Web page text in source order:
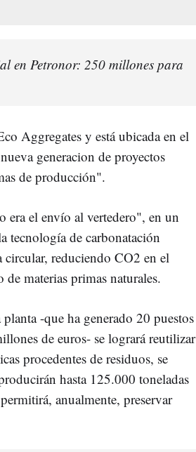
en Petronor: 250 millones para
Aggregates y está ubicada en el
generacion de proyectos
de producción".
era el envío al vertedero", en un
tecnología de carbonatación
reduciendo CO2 en el
materias primas naturales.
-que ha generado 20 puestos
de euros- se logrará reutilizar
procedentes de residuos, se
hasta 125.000 toneladas
anualmente, preservar